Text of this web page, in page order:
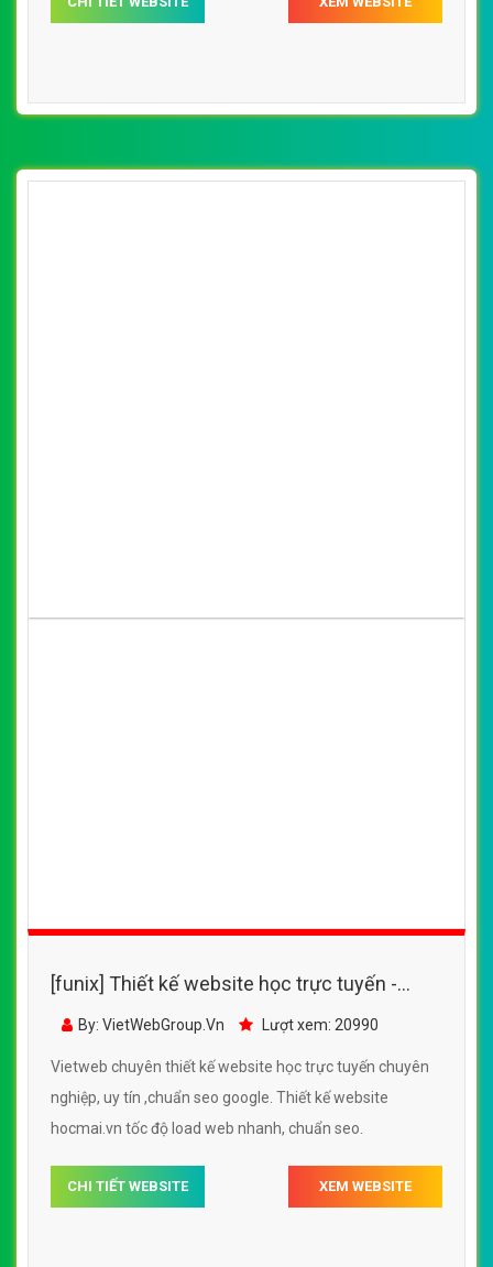
[funix] Thiết kế website học trực tuyến -
hocmai.vn đẹp SEO nhanh hiệu quả
By: VietWebGroup.Vn Lượt xem: 20990
Vietweb chuyên thiết kế website học trực tuyến chuyên
nghiệp, uy tín ,chuẩn seo google. Thiết kế website
hocmai.vn tốc độ load web nhanh, chuẩn seo.
CHI TIẾT WEBSITE XEM WEBSITE